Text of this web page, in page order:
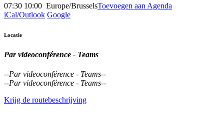
07:30 10:00 Europe/BrusselsToevoegen aan Agenda
iCal/Outlook Google
Locatie
Par videoconférence - Teams
--Par videoconférence - Teams--
--Par videoconférence - Teams--
Krijg de routebeschrijving